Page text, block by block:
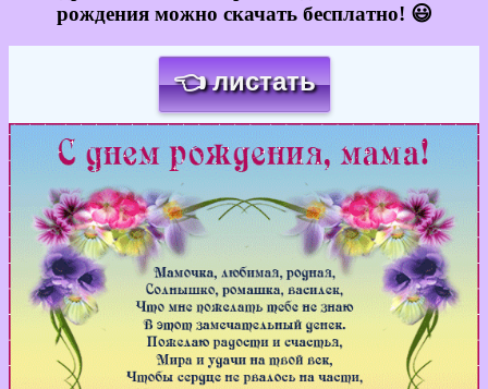
рождения можно скачать бесплатно! 😃
👈 листать
Загрузка картинки...